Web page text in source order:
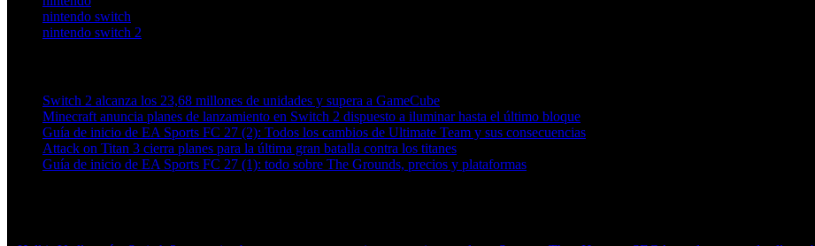
nintendo switch
nintendo switch 2
Switch 2 alcanza los 23,68 millones de unidades y supera a GameCube
Minecraft anuncia planes de lanzamiento en Switch 2 dispuesto a iluminar hasta el último bloque
Guía de inicio de EA Sports FC 27 (2): Todos los cambios de Ultimate Team y sus consecuencias
Attack on Titan 3 cierra planes para la última gran batalla contra los titanes
Guía de inicio de EA Sports FC 27 (1): todo sobre The Grounds, precios y plataformas